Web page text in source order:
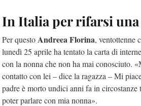
In Italia per rifarsi una
Per questoAndreea Florina, ventottenne
lunedì 25 aprile ha tentato la carta di
con la nonna che non ha mai conosciuto.
contatto con lei – dice la ragazza – Mi
padre è morto undici anni fa in circostanze
poter parlare con mia nonna».